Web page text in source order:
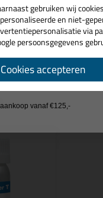
je meer weten over de
gebruiken wij
en niet-
via
persoonsgegevens
Cookies accepteren
de actiecode ›
geen cadeau
vanaf €125,-